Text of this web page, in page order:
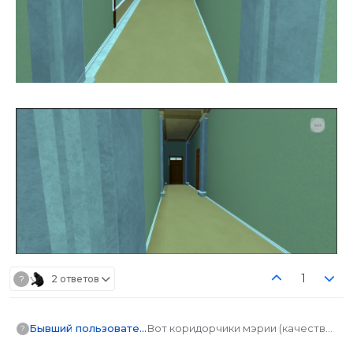
? 2 ответов 1
? Бывший пользовательВот коридорчики мэрии (качество